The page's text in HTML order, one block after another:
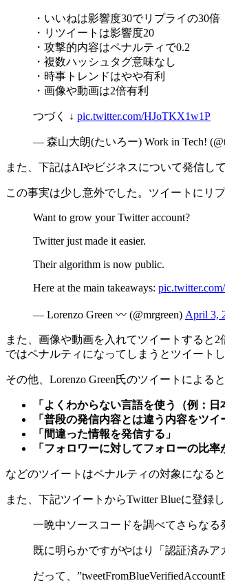
・いいねは影響度30でリプライの30倍
・リツイートは影響度20
・攻撃的内容はペナルティで0.2
・複数ハッシュタグ意味なし
・時事トレンドはやや有利
・画像や動画は2倍有利
つづく ↓ pic.twitter.com/HJoTKX1w1P
— 森山大朗(たいろー) Work in Tech!
また、下記はAIやビジネスについて発信し
この事実は少し意外でした。ツイートにリ
Want to grow your Twitter account?
Twitter just made it easier.
Their algorithm is now public.
Here at the main takeaways:
— Lorenzo Green 〰️ (@mrgreen) April 3,
また、画像や動画を入れてツイートすると
ではペナルティになってしまうとツイートし
その他、 Lorenzo Green氏のツイートによると
「よくわからない言語を使う（例：
「普段の発信内容とは違う内容をツイ
「間違った情報を発信する」
「フォロワーに対してフォローの比率
などのツイートはペナルティの対象になる
また、下記ツイートからTwitter Blueに登録
一晩中ソースコードを調べてさらなる
既に明らかですがやはり「認証済み
だって、